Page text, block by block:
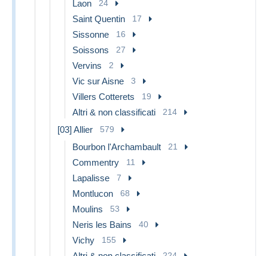
Laon 24
Saint Quentin 17
Sissonne 16
Soissons 27
Vervins 2
Vic sur Aisne 3
Villers Cotterets 19
Altri & non classificati 214
[03] Allier 579
Bourbon l'Archambault 21
Commentry 11
Lapalisse 7
Montlucon 68
Moulins 53
Neris les Bains 40
Vichy 155